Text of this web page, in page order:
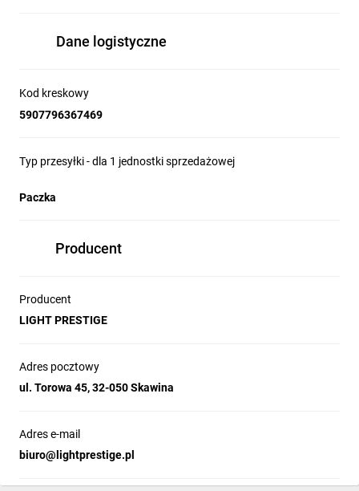
Sposób montażu:
Natynkowy
Zawartość opakowania:
Dane logistyczne
Kod kreskowy
5907796367469
Typ przesyłki - dla 1 jednostki sprzedażowej
Paczka
Producent
Producent
LIGHT PRESTIGE
Adres pocztowy
ul. Torowa 45, 32-050 Skawina
Adres e-mail
biuro@lightprestige.pl